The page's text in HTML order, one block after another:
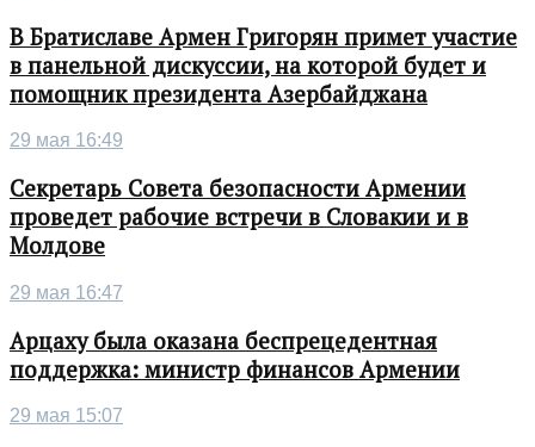
В Братиславе Армен Григорян примет участие
в панельной дискуссии, на которой будет и
помощник президента Азербайджана
29 мая 16:49
Секретарь Совета безопасности Армении
проведет рабочие встречи в Словакии и в
Молдове
29 мая 16:47
Арцаху была оказана беспрецедентная
поддержка: министр финансов Армении
29 мая 15:07